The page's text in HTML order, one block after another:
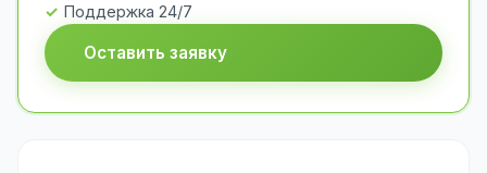
Поддержка 24/7
Оставить заявку